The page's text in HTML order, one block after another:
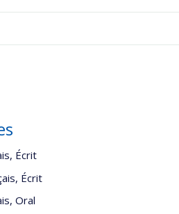
Écrit
Écrit
Oral